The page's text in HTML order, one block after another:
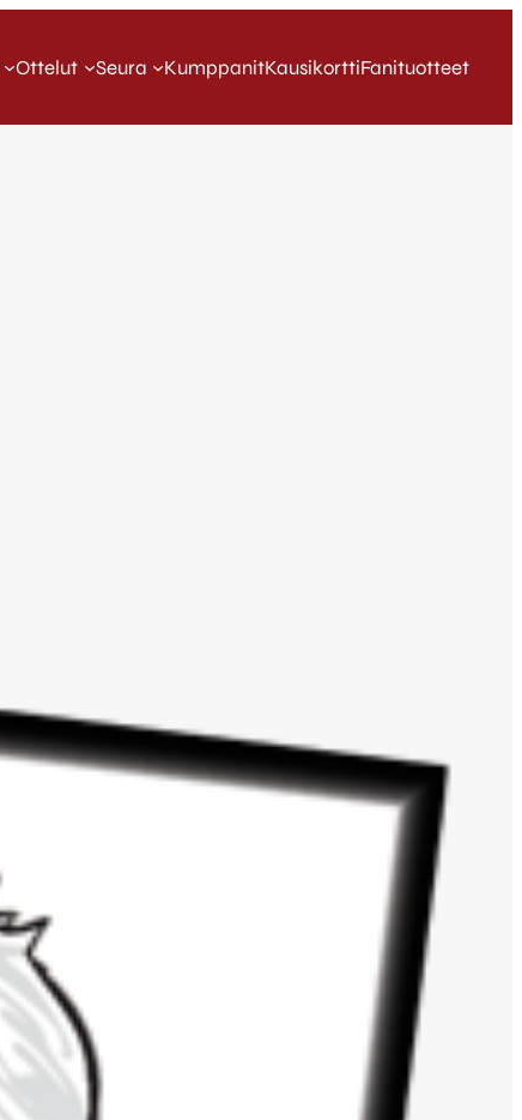
Ottelut Seura KumppanitKausikorttiFanituotteet